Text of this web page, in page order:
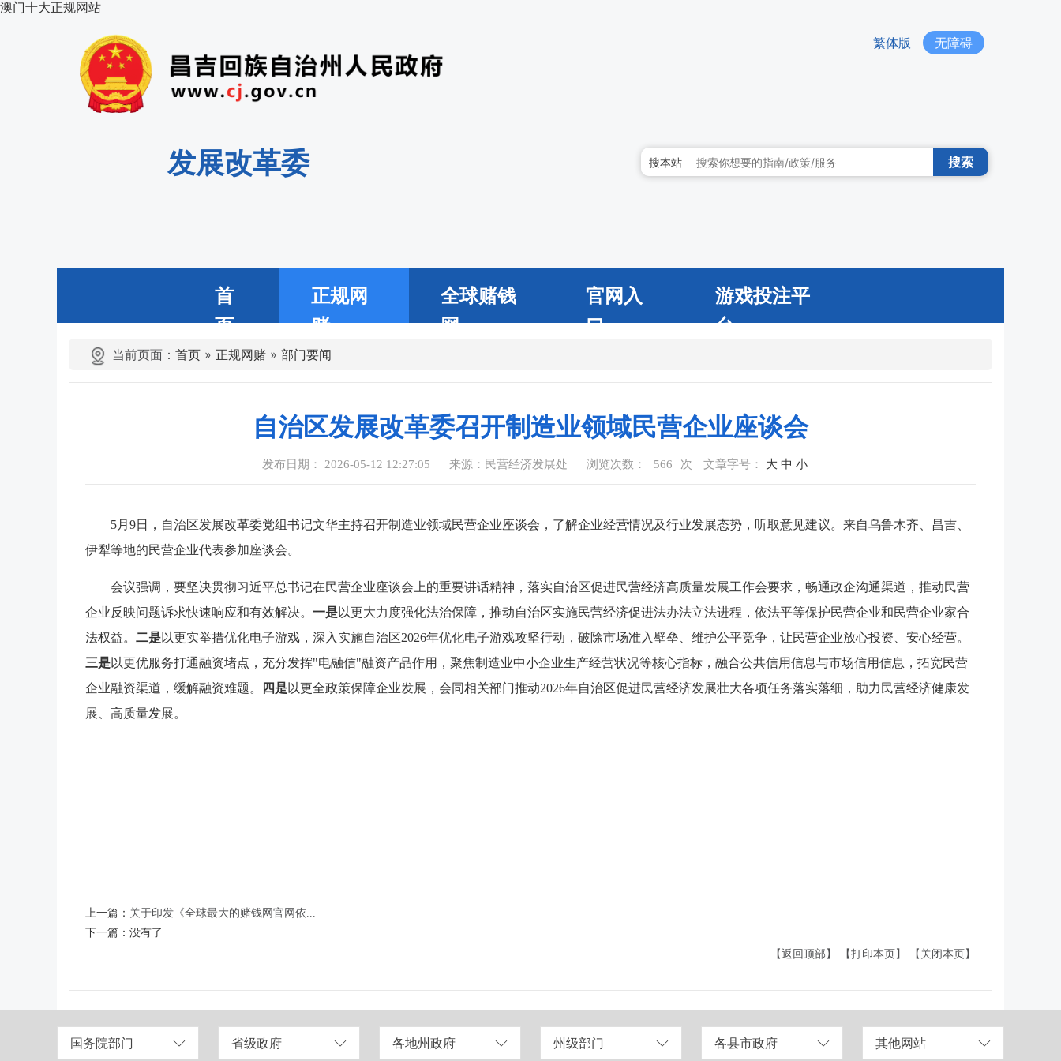
澳门十大正规网站
繁体版 无障碍
发展改革委 搜本站 搜索
首
页
正规网
赌
全球赌钱
网
官网入
口
游戏投注平
台
当前页面： 首页 » 正规网赌 » 部门要闻
自治区发展改革委召开制造业领域民营企业座谈会
发布日期： 2026-05-12 12:27:05 来源：民营经济发展处 浏览次数： 566 次 文章字号： 大 中 小
5月9日，自治区发展改革委党组书记文华主持召开制造业领域民营企业座谈会，了解企业经营情况及行业发展态势，听取意见建议。来自乌鲁木齐、昌吉、
伊犁等地的民营企业代表参加座谈会。
会议强调，要坚决贯彻习近平总书记在民营企业座谈会上的重要讲话精神，落实自治区促进民营经济高质量发展工作会要求，畅通政企沟通渠道，推动民营
企业反映问题诉求快速响应和有效解决。 一是以更大力度强化法治保障，推动自治区实施民营经济促进法办法立法进程，依法平等保护民营企业和民营企业家合
法权益。 二是以更实举措优化电子游戏，深入实施自治区2026年优化电子游戏攻坚行动，破除市场准入壁垒、维护公平竞争，让民营企业放心投资、安心经营。
三是以更优服务打通融资堵点，充分发挥"电融信"融资产品作用，聚焦制造业中小企业生产经营状况等核心指标，融合公共信用信息与市场信用信息，拓宽民营
企业融资渠道，缓解融资难题。
四是以更全政策保障企业发展，会同相关部门推动2026年自治区促进民营经济发展壮大各项任务落实落细，助力民营经济健康发
展、高质量发展。
上一篇： 关于印发《全球最大的赌钱网官网依...
下一篇： 没有了
【返回顶部】
【打印本页】 【关闭本页】
国务院部门 省级政府 各地州政府 州级部门 各县市政府 其他网站